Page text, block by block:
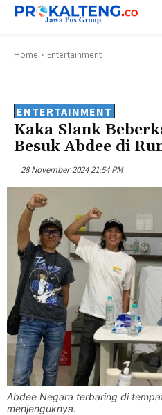
Home Entertainment
ENTERTAINMENT
Kaka Slank
Besuk Abdee di
28 November 2024 21:54 PM
Abdee Negara terbaring di
menjenguknya.